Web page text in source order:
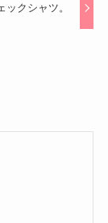
ックシャツ。